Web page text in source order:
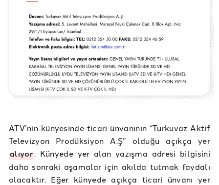
ATV’nin künyesinde ticari ünvanının “Turkuvaz Aktif
Televizyon Prodüksiyon A.Ş” olduğu açıkça yer
alıyor. Künyede yer alan yazışma adresi bilgisini
daha sonraki aşamalar için akılda tutmak faydalı
olacaktır. Eğer künyede açıkça ticari ünvanı yer